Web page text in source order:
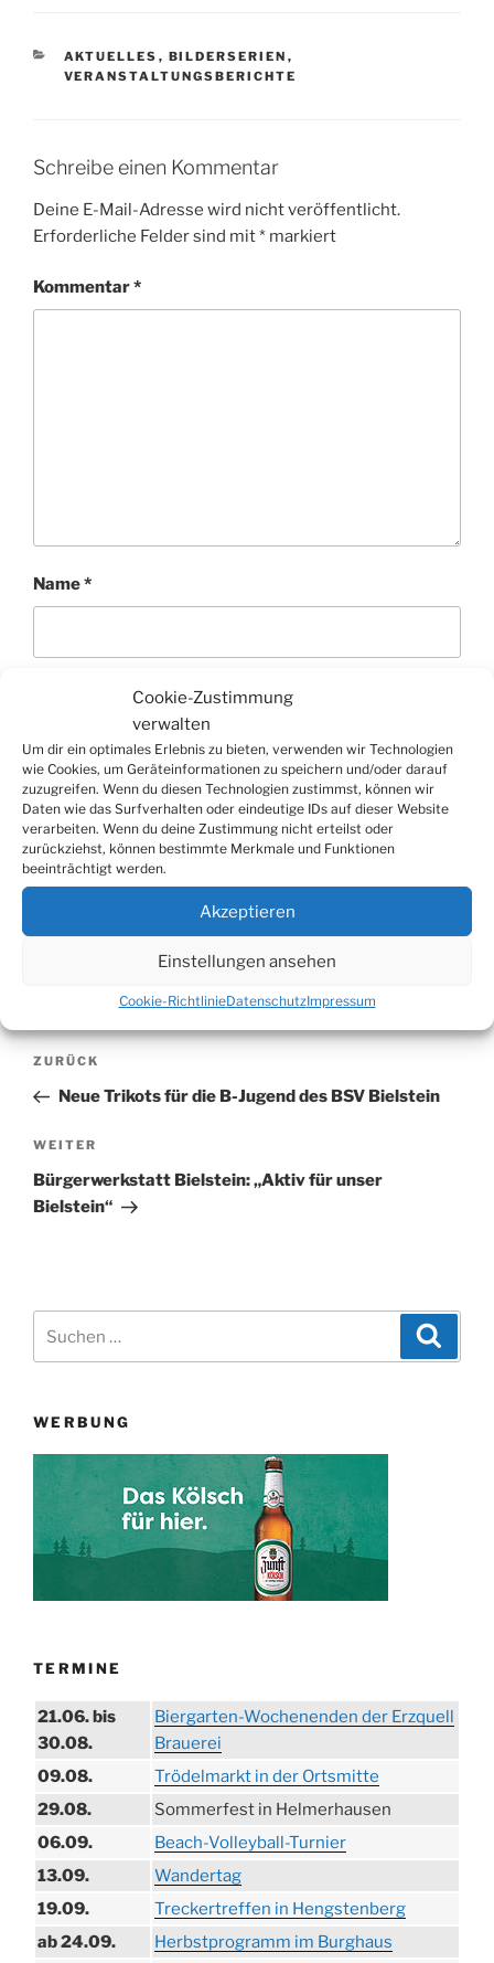
Cookie-Zustimmung
verwalten
Um dir ein optimales Erlebnis zu bieten, verwenden wir Technologien
wie Cookies, um Geräteinformationen zu speichern und/oder darauf
zuzugreifen. Wenn du diesen Technologien zustimmst, können wir
Daten wie das Surfverhalten oder eindeutige IDs auf dieser Website
verarbeiten. Wenn du deine Zustimmung nicht erteilst oder
zurückziehst, können bestimmte Merkmale und Funktionen
beeinträchtigt werden.
Akzeptieren
Einstellungen ansehen
Cookie-RichtlinieDatenschutzImpressum
KATEGORIEN
AKTUELLES , BILDERSERIEN ,
VERANSTALTUNGSBERICHTE
Schreibe einen Kommentar
Deine E-Mail-Adresse wird nicht veröffentlicht.
Erforderliche Felder sind mit* markiert
Kommentar*
Name*
E-Mail-Adresse*
Website
Beitragsnavigation
Vorheriger
Beitrag
ZURÜCK
Neue Trikots für die B-Jugend des BSV Bielstein
Nächster
Beitrag
WEITER
Bürgerwerkstatt Bielstein: „Aktiv für unser
Bielstein“
WERBUNG
TERMINE
21.06. bis
30.08.
Biergarten-Wochenenden der Erzquell
Brauerei
09.08.
Trödelmarkt in der Ortsmitte
29.08.
Sommerfest in Helmerhausen
06.09.
Beach-Volleyball-Turnier
13.09.
Wandertag
19.09.
Treckertreffen in Hengstenberg
ab 24.09.
Herbstprogramm im Burghaus